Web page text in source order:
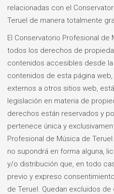
relacionadas con el
Teruel de manera totalmente
El Conservatorio Profesional de
todos los derechos de
contenidos accesibles desde
contenidos de esta página
externos a otros sitios web,
legislación en materia de
derechos están reservados y
pertenece única y
Profesional de Música de
no supondrá en forma alguna,
y/o distribución que, en todo
previo y expreso
de Teruel. Quedan excluidos